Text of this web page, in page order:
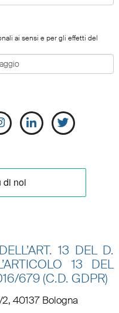
ai sensi e per gli effetti del
13 DEL D.
13 DEL
679 (C.D. GDPR)
2, 40137 Bologna